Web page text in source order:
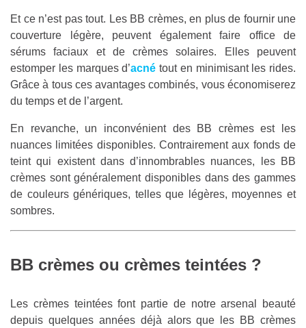
Et ce n’est pas tout. Les BB crèmes, en plus de fournir une
couverture légère, peuvent également faire office de
sérums faciaux et de crèmes solaires. Elles peuvent
estomper les marques d’acné tout en minimisant les rides.
Grâce à tous ces avantages combinés, vous économiserez
du temps et de l’argent.
En revanche, un inconvénient des BB crèmes est les
nuances limitées disponibles. Contrairement aux fonds de
teint qui existent dans d’innombrables nuances, les BB
crèmes sont généralement disponibles dans des gammes
de couleurs génériques, telles que légères, moyennes et
sombres.
BB crèmes ou crèmes teintées ?
Les crèmes teintées font partie de notre arsenal beauté
depuis quelques années déjà alors que les BB crèmes